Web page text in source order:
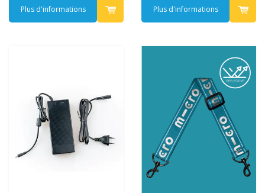
Plus d'informations Plus d'informations